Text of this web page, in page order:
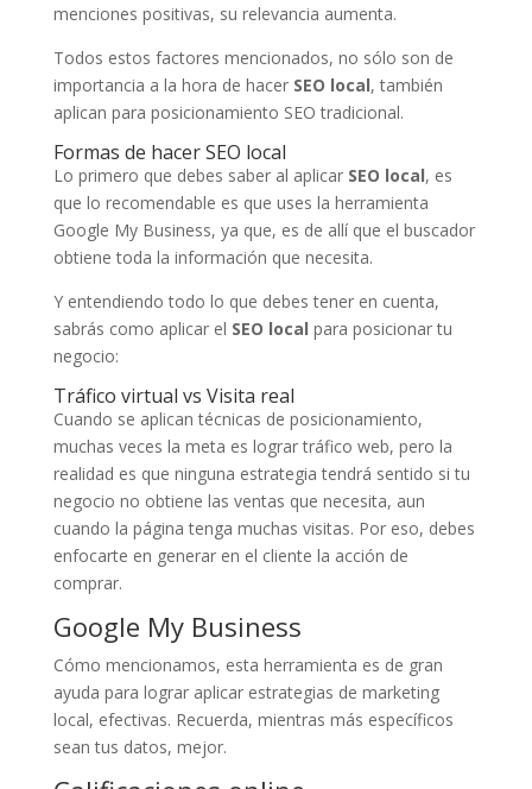
menciones positivas, su relevancia aumenta.
Todos estos factores mencionados, no sólo son de
importancia a la hora de hacer SEO local, también
aplican para posicionamiento SEO tradicional.
Formas de hacer SEO local
Lo primero que debes saber al aplicar SEO local, es
que lo recomendable es que uses la herramienta
Google My Business, ya que, es de allí que el buscador
obtiene toda la información que necesita.
Y entendiendo todo lo que debes tener en cuenta,
sabrás como aplicar el SEO local para posicionar tu
negocio:
Tráfico virtual vs Visita real
Cuando se aplican técnicas de posicionamiento,
muchas veces la meta es lograr tráfico web, pero la
realidad es que ninguna estrategia tendrá sentido si tu
negocio no obtiene las ventas que necesita, aun
cuando la página tenga muchas visitas. Por eso, debes
enfocarte en generar en el cliente la acción de
comprar.
Google My Business
Cómo mencionamos, esta herramienta es de gran
ayuda para lograr aplicar estrategias de marketing
local, efectivas. Recuerda, mientras más específicos
sean tus datos, mejor.